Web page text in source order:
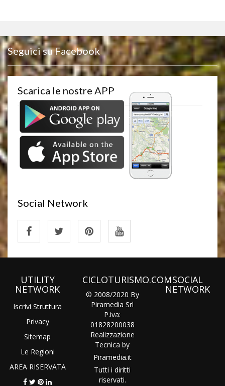
Seguici su Facebook
Scarica le nostre APP
Social Network
UTILITY
NETWORK
Iscrivi Struttura
Privacy
Sitemap
Le Regioni
AREA RISERVATA
CICLOTURISMO.COM
© 2008/2020 By
Piramedia Srl
P.iva:
01828200038
Realizzazione
Tecnica by
Piramedia.it
Tutti i diritti
riservati.
SOCIAL
NETWORK